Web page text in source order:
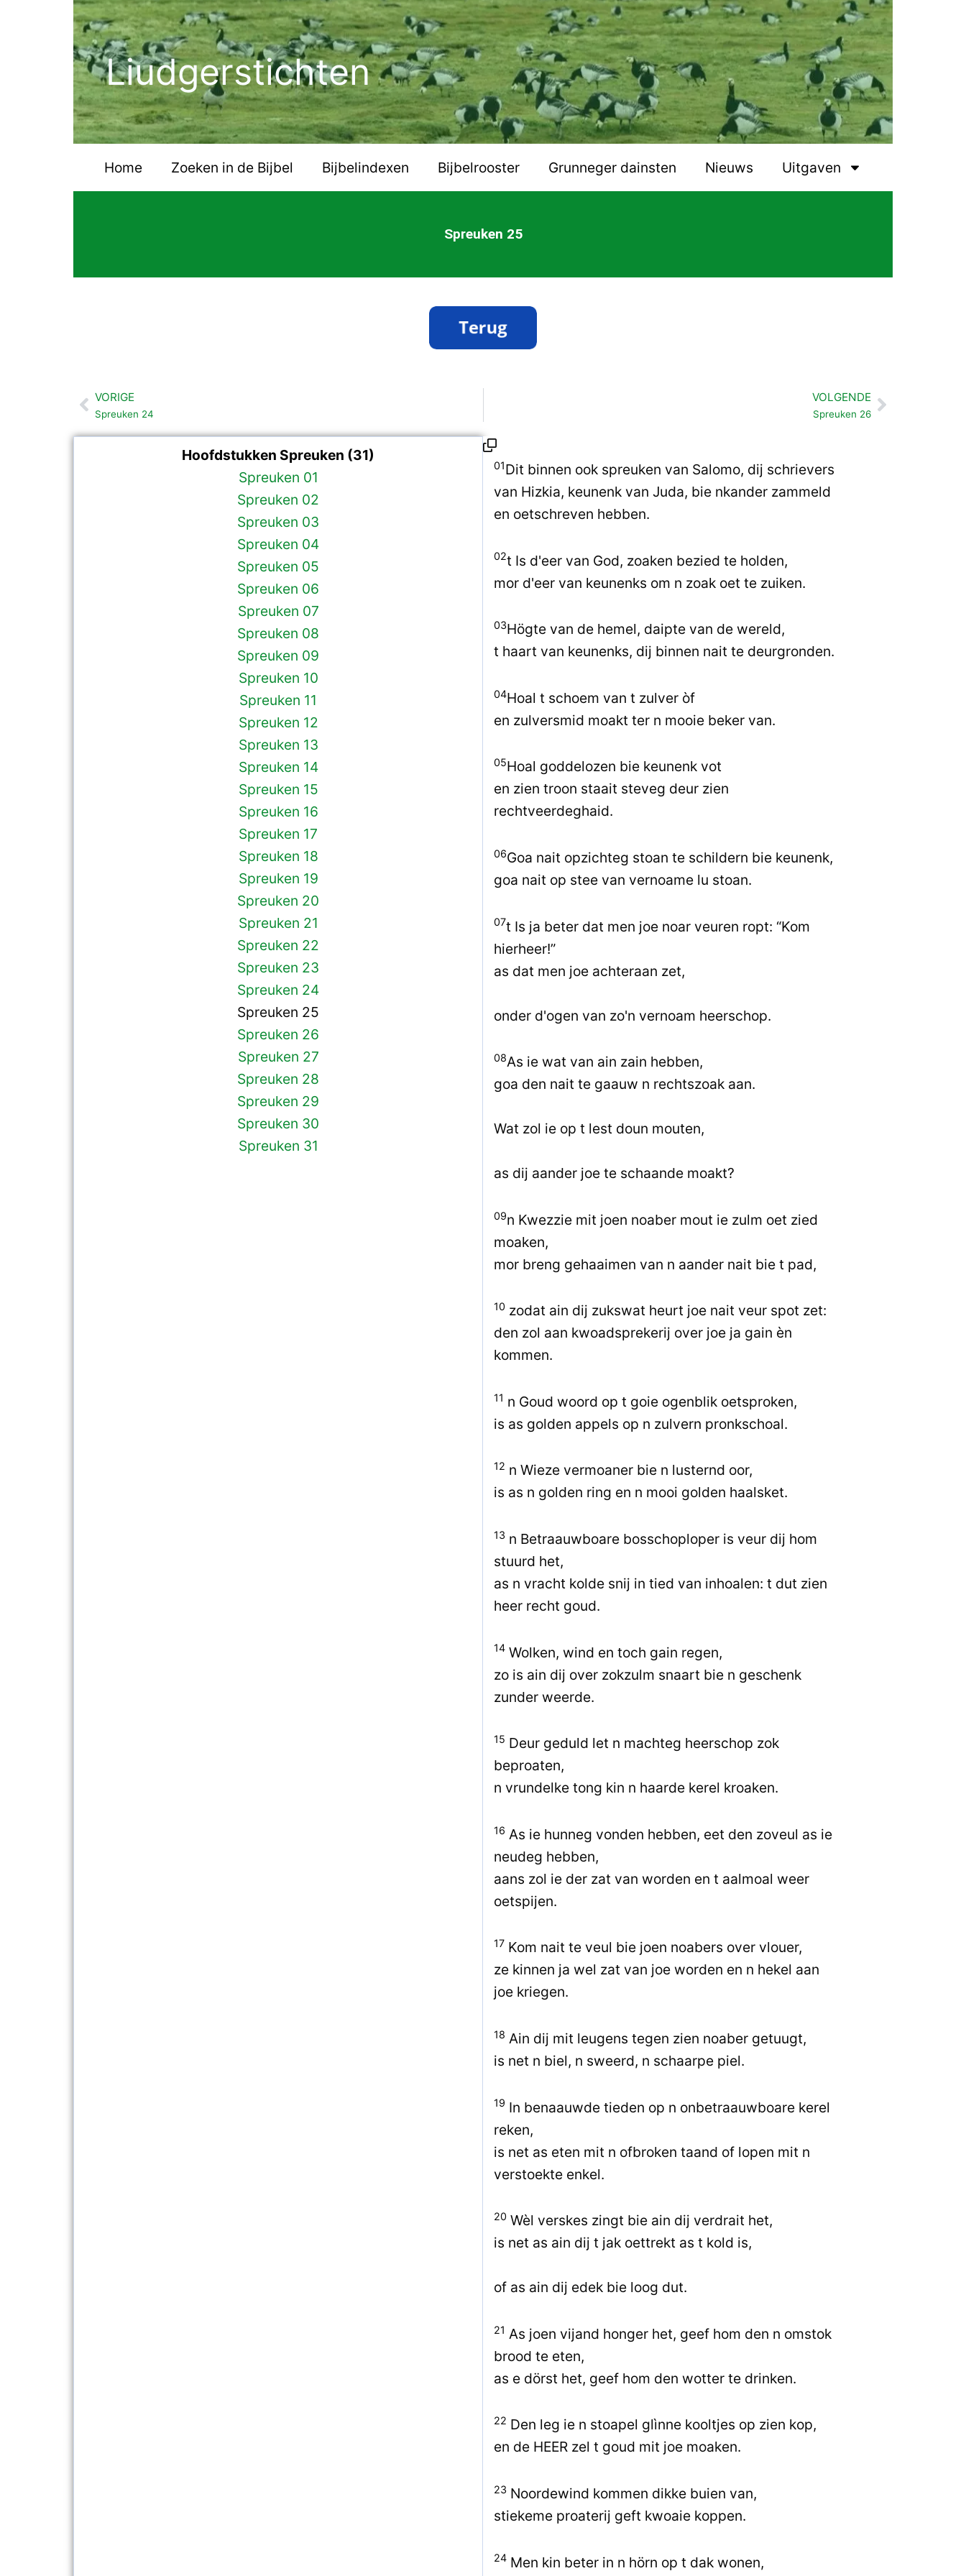
Liudgerstichten
Home Zoeken in de Bijbel Bijbelindexen Bijbelrooster Grunneger dainsten Nieuws Uitgaven
Spreuken 25
Vorige
VORIGE
Spreuken 24
VOLGENDE
Spreuken 26Volgende
Hoofdstukken Spreuken (31)
Spreuken 01
Spreuken 02
Spreuken 03
Spreuken 04
Spreuken 05
Spreuken 06
Spreuken 07
Spreuken 08
Spreuken 09
Spreuken 10
Spreuken 11
Spreuken 12
Spreuken 13
Spreuken 14
Spreuken 15
Spreuken 16
Spreuken 17
Spreuken 18
Spreuken 19
Spreuken 20
Spreuken 21
Spreuken 22
Spreuken 23
Spreuken 24
Spreuken 25
Spreuken 26
Spreuken 27
Spreuken 28
Spreuken 29
Spreuken 30
Spreuken 31
01Dit binnen ook spreuken van Salomo, dij schrievers
van Hizkia, keunenk van Juda, bie nkander zammeld
en oetschreven hebben.
02t Is d'eer van God, zoaken bezied te holden,
mor d'eer van keunenks om n zoak oet te zuiken.
03Högte van de hemel, daipte van de wereld,
t haart van keunenks, dij binnen nait te deurgronden.
04Hoal t schoem van t zulver òf
en zulversmid moakt ter n mooie beker van.
05Hoal goddelozen bie keunenk vot
en zien troon staait steveg deur zien
rechtveerdeghaid.
06Goa nait opzichteg stoan te schildern bie keunenk,
goa nait op stee van vernoame lu stoan.
07t Is ja beter dat men joe noar veuren ropt: “Kom
hierheer!”
as dat men joe achteraan zet,
onder d'ogen van zo'n vernoam heerschop.
08As ie wat van ain zain hebben,
goa den nait te gaauw n rechtszoak aan.
Wat zol ie op t lest doun mouten,
as dij aander joe te schaande moakt?
09n Kwezzie mit joen noaber mout ie zulm oet zied
moaken,
mor breng gehaaimen van n aander nait bie t pad,
10 zodat ain dij zukswat heurt joe nait veur spot zet:
den zol aan kwoadsprekerij over joe ja gain èn
kommen.
11 n Goud woord op t goie ogenblik oetsproken,
is as golden appels op n zulvern pronkschoal.
12 n Wieze vermoaner bie n lusternd oor,
is as n golden ring en n mooi golden haalsket.
13 n Betraauwboare bosschoploper is veur dij hom
stuurd het,
as n vracht kolde snij in tied van inhoalen: t dut zien
heer recht goud.
14 Wolken, wind en toch gain regen,
zo is ain dij over zokzulm snaart bie n geschenk
zunder weerde.
15 Deur geduld let n machteg heerschop zok
beproaten,
n vrundelke tong kin n haarde kerel kroaken.
16 As ie hunneg vonden hebben, eet den zoveul as ie
neudeg hebben,
aans zol ie der zat van worden en t aalmoal weer
oetspijen.
17 Kom nait te veul bie joen noabers over vlouer,
ze kinnen ja wel zat van joe worden en n hekel aan
joe kriegen.
18 Ain dij mit leugens tegen zien noaber getuugt,
is net n biel, n sweerd, n schaarpe piel.
19 In benaauwde tieden op n onbetraauwboare kerel
reken,
is net as eten mit n ofbroken taand of lopen mit n
verstoekte enkel.
20 Wèl verskes zingt bie ain dij verdrait het,
is net as ain dij t jak oettrekt as t kold is,
of as ain dij edek bie loog dut.
21 As joen vijand honger het, geef hom den n omstok
brood te eten,
as e dörst het, geef hom den wotter te drinken.
22 Den leg ie n stoapel glìnne kooltjes op zien kop,
en de HEER zel t goud mit joe moaken.
23 Noordewind kommen dikke buien van,
stiekeme proaterij geft kwoaie koppen.
24 Men kin beter in n hörn op t dak wonen,